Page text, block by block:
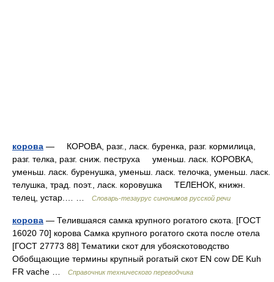
корова — КОРОВА, разг., ласк. буренка, разг. кормилица,
разг. телка, разг. сниж. пеструха уменьш. ласк. КОРОВКА,
уменьш. ласк. буренушка, уменьш. ласк. телочка, уменьш. ласк.
телушка, трад. поэт., ласк. коровушка ТЕЛЕНОК, книжн.
телец, устар.… …
Словарь-тезаурус синонимов русской речи
корова — Телившаяся самка крупного рогатого скота. [ГОСТ
16020 70] корова Самка крупного рогатого скота после отела
[ГОСТ 27773 88] Тематики скот для убояскотоводство
Обобщающие термины крупный рогатый скот EN cow DE Kuh
FR vache …
Справочник технического переводчика